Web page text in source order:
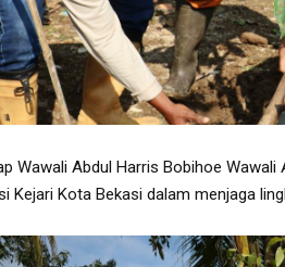
Wawali Abdul Harris Bobihoe
Kejari Kota Bekasi dalam menjaga